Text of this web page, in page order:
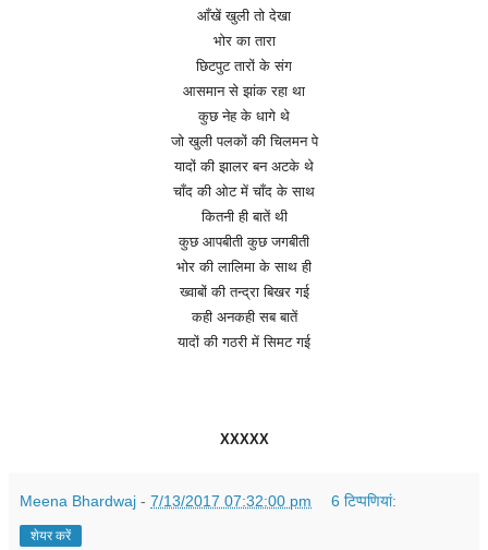
आँखें खुली तो देखा
भोर का तारा
छिटपुट तारों के संग
आसमान से झांक रहा था
कुछ नेह के धागे थे
जो खुली पलकों की चिलमन पे
यादों की झालर बन अटके थे
चाँद की ओट में चाँद के साथ
कितनी ही बातें थी
कुछ आपबीती कुछ जगबीती
भोर की लालिमाके साथ ही
ख्वाबों की तन्द्रा बिखर गई
कही अनकही सब बातें
यादों की गठरी में सिमट गई
XXXXX
Meena Bhardwaj - 7/13/2017 07:32:00 pm 6 टिप्‍पणियां:
शेयर करें